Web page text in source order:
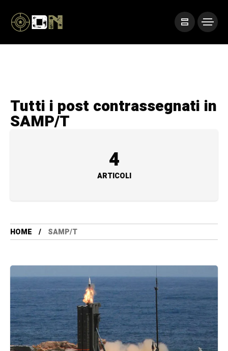
Tutti i post contrassegnati in
SAMP/T
4
ARTICOLI
HOME SAMP/T